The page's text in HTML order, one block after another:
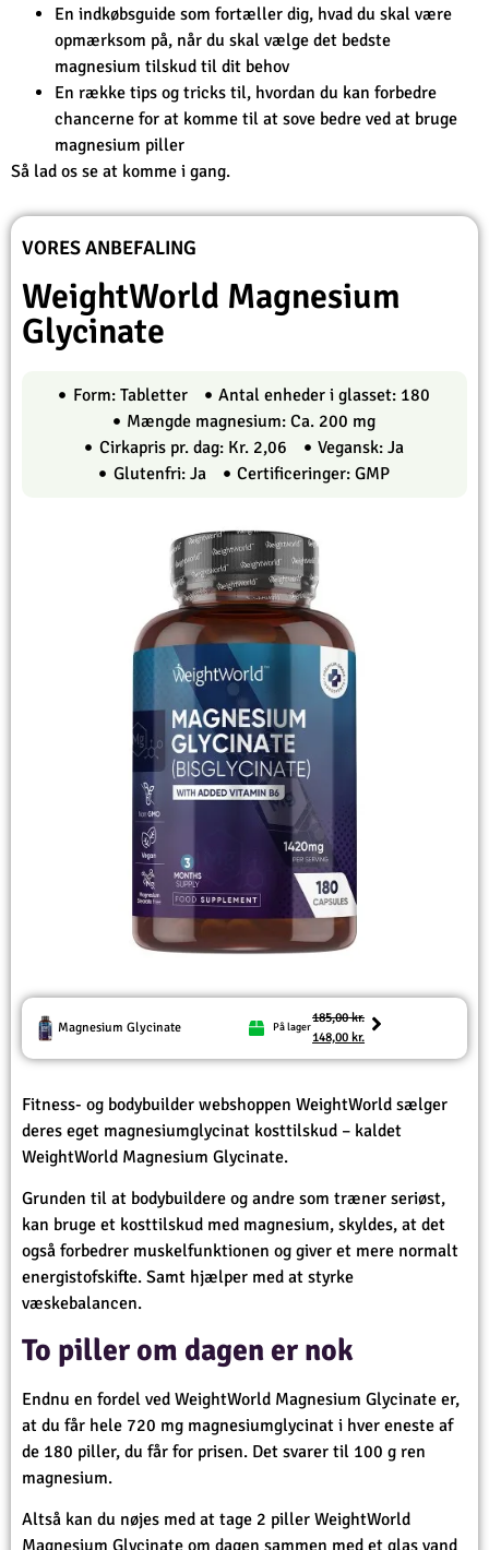
En indkøbsguide som fortæller dig, hvad du skal være
opmærksom på, når du skal vælge det bedste
magnesium tilskud til dit behov
En række tips og tricks til, hvordan du kan forbedre
chancerne for at komme til at sove bedre ved at bruge
magnesium piller
Så lad os se at komme i gang.
VORES ANBEFALING
WeightWorld Magnesium
Glycinate
Form: Tabletter
Antal enheder i glasset: 180
Mængde magnesium: Ca. 200 mg
Cirkapris pr. dag: Kr. 2,06
Vegansk: Ja
Glutenfri: Ja
Certificeringer: GMP
Magnesium Glycinate På lager
185,00kr.
148,00 kr.
Fitness- og bodybuilder webshoppen WeightWorld sælger
deres eget magnesiumglycinat kosttilskud – kaldet
WeightWorld Magnesium Glycinate.
Grunden til at bodybuildere og andre som træner seriøst,
kan bruge et kosttilskud med magnesium, skyldes, at det
også forbedrer muskelfunktionen og giver et mere normalt
energistofskifte. Samt hjælper med at styrke
væskebalancen.
To piller om dagen er nok
Endnu en fordel ved WeightWorld Magnesium Glycinate er,
at du får hele 720 mg magnesiumglycinat i hver eneste af
de 180 piller, du får for prisen. Det svarer til 100 g ren
magnesium.
Altså kan du nøjes med at tage 2 piller WeightWorld